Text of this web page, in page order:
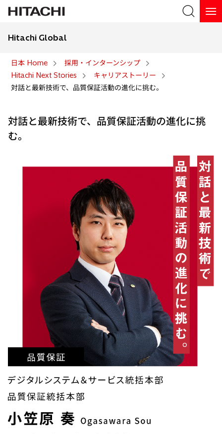
Hitachi Global
日本 Home
採用・インターンシップ
Hitachi Next Stories
キャリアストーリー
対話と最新技術で、品質保証活動の進化に挑む。
対話と最新技術で、品質保証活動の進化に挑
む。